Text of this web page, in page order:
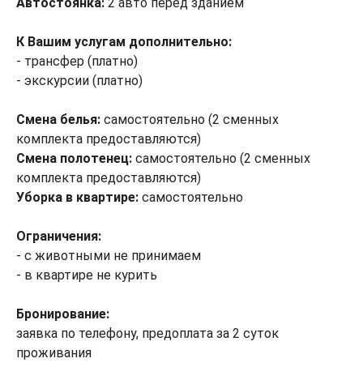
К Вашим услугам дополнительно:
- трансфер (платно)
- экскурсии (платно)
Смена белья: самостоятельно (2 сменных
комплекта предоставляются)
Смена полотенец: самостоятельно (2 сменных
комплекта предоставляются)
Уборка в квартире: самостоятельно
Ограничения:
- с животными не принимаем
- в квартире не курить
Бронирование:
заявка по телефону, предоплата за 2 суток
проживания